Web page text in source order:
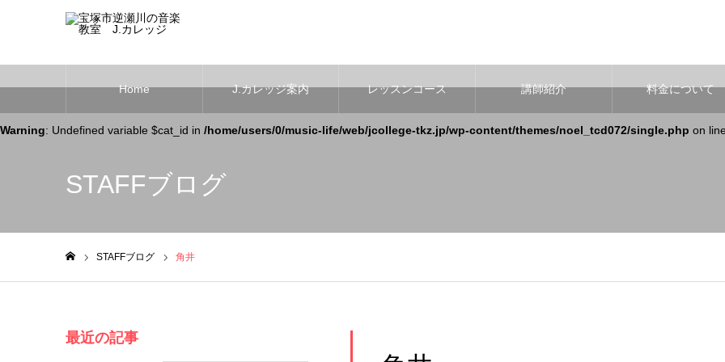
Home J.カレッジ案内 レッスンコース 講師紹介 料金について
Warning: Undefined variable $cat_id in /home/users/0/music-life/web/jcollege-tkz.jp/wp-content/themes/noel_tcd072/single.php on line
STAFFブログ
STAFFブログ 角井
最近の記事